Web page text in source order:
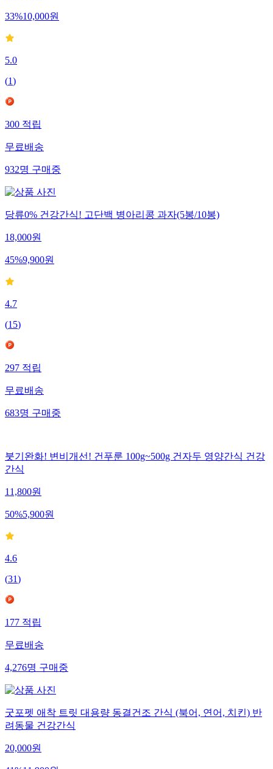
33%10,000원
5.0
(1)
300적립
무료배송
932명구매중
당류0% 건강간식! 고단백 병아리콩 과자(5봉/10봉)
18,000원
45%9,900원
4.7
(15)
297적립
무료배송
683명구매중
붓기완화! 변비개선! 건푸룬 100g~500g 건자두 영양간식 건강
간식
11,800원
50%5,900원
4.6
(31)
177적립
무료배송
4,276명구매중
굿포펫 애착 트릿 대용량 동결건조 간식 (북어, 연어, 치킨) 반
려동물 건강간식
20,000원